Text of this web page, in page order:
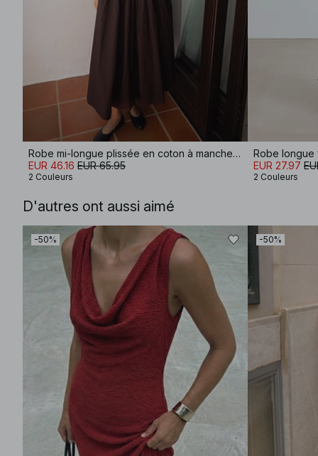
Robe mi-longue plissée en coton à manches courtes
EUR 46.16 EUR 65.95
2 Couleurs
Robe longue
EUR 27.97
2 Couleurs
D'autres ont aussi aimé
-50% -50%